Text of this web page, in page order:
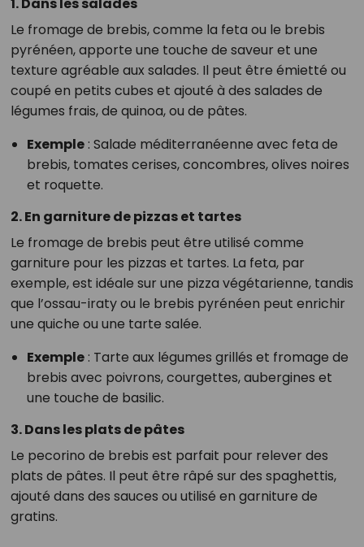
Le fromage de brebis, comme la feta ou le brebis
pyrénéen, apporte une touche de saveur et une
texture agréable aux salades. Il peut être émietté ou
coupé en petits cubes et ajouté à des salades de
légumes frais, de quinoa, ou de pâtes.
Exemple: Salade méditerranéenne avec feta de
brebis, tomates cerises, concombres, olives noires
et roquette.
2. En garniture de pizzas et tartes
Le fromage de brebis peut être utilisé comme
garniture pour les pizzas et tartes. La feta, par
exemple, est idéale sur une pizza végétarienne, tandis
que l’ossau-iraty ou le brebis pyrénéen peut enrichir
une quiche ou une tarte salée.
Exemple: Tarte aux légumes grillés et fromage de
brebis avec poivrons, courgettes, aubergines et
une touche de basilic.
3. Dans les plats de pâtes
Le pecorino de brebis est parfait pour relever des
plats de pâtes. Il peut être râpé sur des spaghettis,
ajouté dans des sauces ou utilisé en garniture de
gratins.